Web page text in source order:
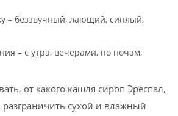
– беззвучный, лающий, сиплый,
– с утра, вечерами, по ночам,
от какого кашля сироп Эреспал,
сухой и влажный